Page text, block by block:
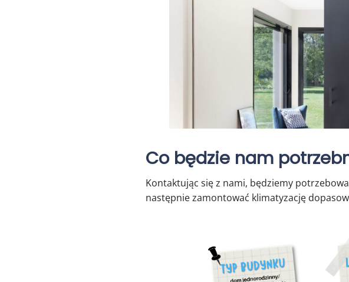
Co będzie nam
Kontaktując się z nami, będziemy
następnie zamontować klimatyzację